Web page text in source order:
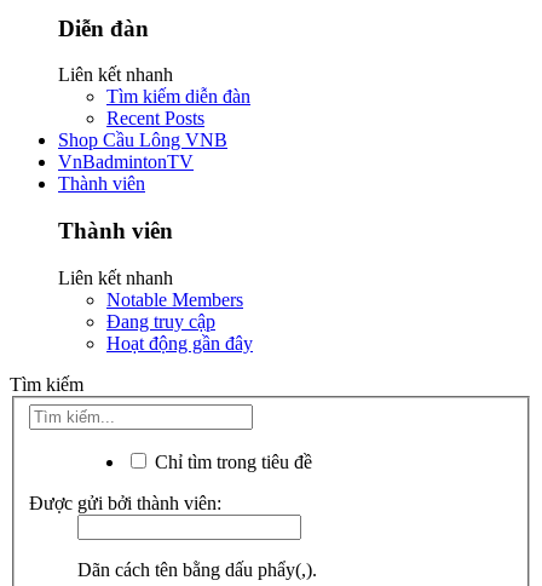
Diễn đàn
Liên kết nhanh
Tìm kiếm diễn đàn
Recent Posts
Shop Cầu Lông VNB
VnBadmintonTV
Thành viên
Thành viên
Liên kết nhanh
Notable Members
Đang truy cập
Hoạt động gần đây
Tìm kiếm
Chỉ tìm trong tiêu đề
Được gửi bởi thành viên:
Dãn cách tên bằng dấu phẩy(,).